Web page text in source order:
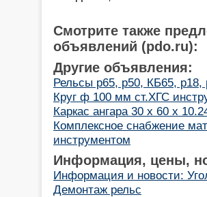
Смотрите также
объявлений (pdo.ru):
Другие объявления:
Рельсы р65, р50, КБ65, р18,
Круг ф 100 мм ст.ХГС
Каркас ангара 30 х 60 х
Комплексное снабжение
инструментом
Информация, цены,
Информация и новости:
Демонтаж рельс